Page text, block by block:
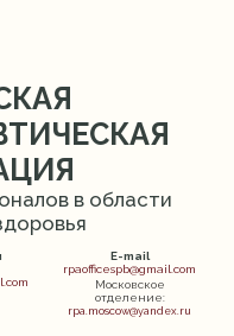
в области
E-mail
rpaofficespb@gmail.com
Московское
отделение:
rpa.moscow@yandex.ru